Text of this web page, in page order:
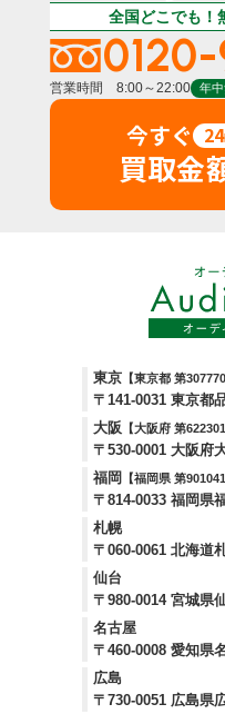
全国どこでも！
営業時間 8:00～22:00 年
今すぐ 24
買取金
東京 【東京都 第
〒141-0031 東京都
大阪
【大阪府 第
〒530-0001 大阪府
福岡
【福岡県 第
〒814-0033 福岡県
札幌
〒060-0061 北海道
仙台
〒980-0014 宮城県
名古屋
〒460-0008 愛知県
広島
〒730-0051 広島県